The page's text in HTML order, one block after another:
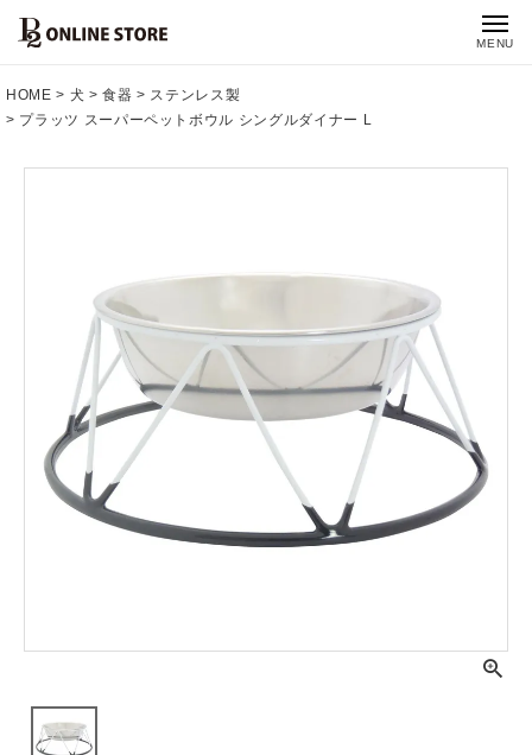
MENU
HOME 犬 食器
ステンレス製
プラッツ スーパーペットボウル シングルダイナー L